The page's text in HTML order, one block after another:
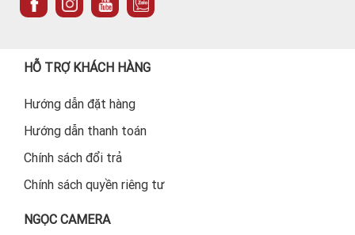
HỖ TRỢ KHÁCH HÀNG
Hướng dẫn đặt hàng
Hướng dẫn thanh toán
Chính sách đổi trả
Chính sách quyền riêng tư
NGỌC CAMERA